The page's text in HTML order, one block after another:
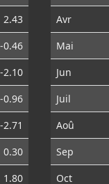
2.43
-0.46
-2.10
-0.96
-2.71
0.30
1.80
Avr
Mai
Jun
Juil
Aoû
Sep
Oct